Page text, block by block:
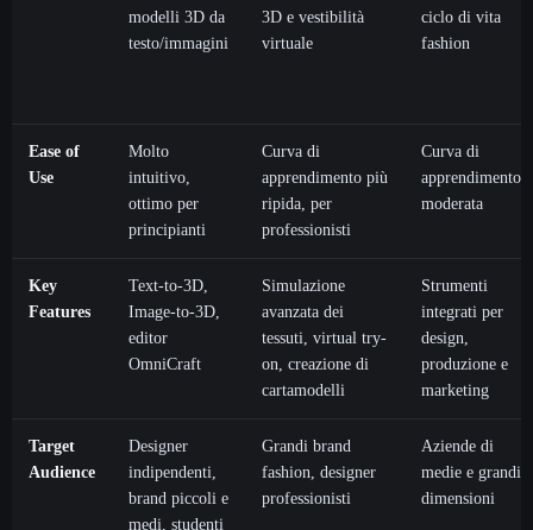
modelli 3D da
testo/immagini
3D e vestibilità
virtuale
ciclo di vita
fashion
Ease of
Use
Molto
intuitivo,
ottimo per
principianti
Curva di
apprendimento più
ripida, per
professionisti
Curva di
apprendimento
moderata
Key
Features
Text-to-3D,
Image-to-3D,
editor
OmniCraft
Simulazione
avanzata dei
tessuti, virtual try-
on, creazione di
cartamodelli
Strumenti
integrati per
design,
produzione e
marketing
Target
Audience
Designer
indipendenti,
brand piccoli e
medi, studenti
Grandi brand
fashion, designer
professionisti
Aziende di
medie e grandi
dimensioni